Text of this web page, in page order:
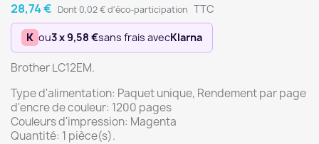
28,74 € Dont 0,02 € d'éco-participation TTC
K ou3 x 9,58 €sans frais avecKlarna
Brother LC12EM.
Type d'alimentation: Paquet unique, Rendement par page
d'encre de couleur: 1200 pages
Couleurs d'impression: Magenta
Quantité: 1 pièce(s).